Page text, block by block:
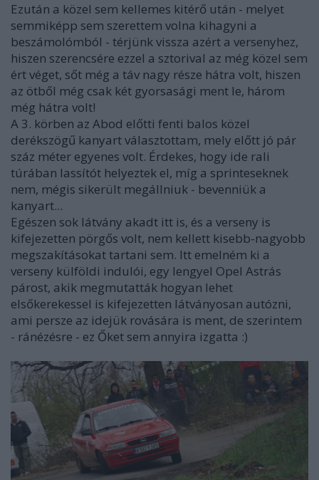
Ezután a közel sem kellemes kitérő után - melyet
semmiképp sem szerettem volna kihagyni a
beszámolómból - térjünk vissza azért a versenyhez,
hiszen szerencsére ezzel a sztorival az még közel sem
ért véget, sőt még a táv nagy része hátra volt, hiszen
az ötből még csak két gyorsasági ment le, három
még hátra volt!
A 3. körben az Abod előtti fenti balos közel
derékszögű kanyart választottam, mely előtt jó pár
száz méter egyenes volt. Érdekes, hogy ide rali
túrában lassítót helyeztek el, míg a sprinteseknek
nem, mégis sikerült megállniuk - bevenniük a
kanyart...
Egészen sok látvány akadt itt is, és a verseny is
kifejezetten pörgős volt, nem kellett kisebb-nagyobb
megszakításokat tartani sem. Itt emelném ki a
verseny külföldi indulói, egy lengyel Opel Astrás
párost, akik megmutatták hogyan lehet
elsőkerekessel is kifejezetten látványosan autózni,
ami persze az idejük rovására is ment, de szerintem
- ránézésre - ez Őket sem annyira izgatta :)